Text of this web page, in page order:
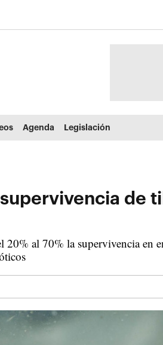
Agenda Legislación
de
al 70% la supervivencia en